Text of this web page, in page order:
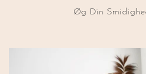
Øg Din